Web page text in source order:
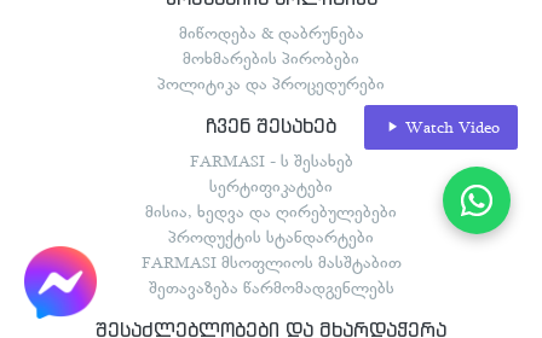
მიწოდება & დაბრუნება
მოხმარების პირობები
პოლიტიკა და პროცედურები
ჩვენ შესახებ
FARMASI - ს შესახებ
სერტიფიკატები
მისია, ხედვა და ღირებულებები
პროდუქტის სტანდარტები
FARMASI მსოფლიოს მასშტაბით
შეთავაზება წარმომადგენლებს
შესაძლებლობები და მხარდაჭერა
Watch Video